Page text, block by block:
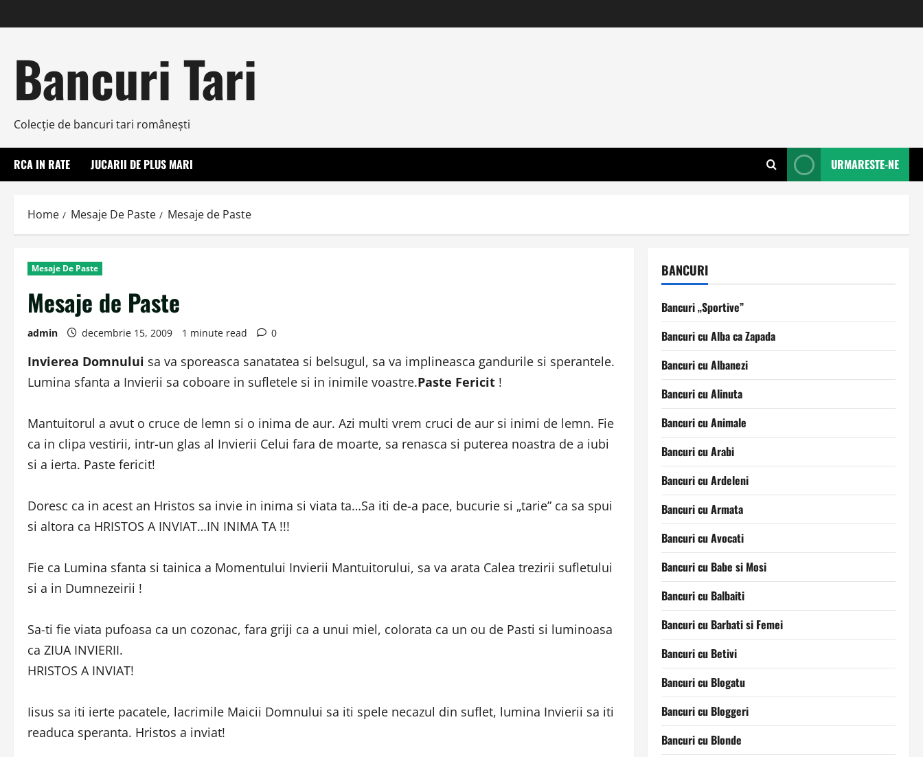
to
Bancuri Tari
Colecţie de bancuri tari româneşti
RCA IN RATE JUCARII DE PLUS MARI URMARESTE-NE
Home Mesaje De Paste Mesaje de Paste
Mesaje De Paste
Mesaje de Paste
admin decembrie 15, 2009 1 minute read 0
Invierea Domnului sa va sporeasca sanatatea si belsugul, sa va implineasca gandurile si sperantele.
Lumina sfanta a Invierii sa coboare in sufletele si in inimile voastre.Paste Fericit !
Mantuitorul a avut o cruce de lemn si o inima de aur. Azi multi vrem cruci de aur si inimi de lemn. Fie
ca in clipa vestirii, intr-un glas al Invierii Celui fara de moarte, sa renasca si puterea noastra de a iubi
si a ierta. Paste fericit!
Doresc ca in acest an Hristos sa invie in inima si viata ta…Sa iti de-a pace, bucurie si „tarie” ca sa spui
si altora ca HRISTOS A INVIAT…IN INIMA TA !!!
Fie ca Lumina sfanta si tainica a Momentului Invierii Mantuitorului, sa va arata Calea trezirii sufletului
si a in Dumnezeirii !
Sa-ti fie viata pufoasa ca un cozonac, fara griji ca a unui miel, colorata ca un ou de Pasti si luminoasa
ca ZIUA INVIERII.
HRISTOS A INVIAT!
Iisus sa iti ierte pacatele, lacrimile Maicii Domnului sa iti spele necazul din suflet, lumina Invierii sa iti
readuca speranta. Hristos a inviat!
BANCURI
Bancuri „Sportive”
Bancuri cu Alba ca Zapada
Bancuri cu Albanezi
Bancuri cu Alinuta
Bancuri cu Animale
Bancuri cu Arabi
Bancuri cu Ardeleni
Bancuri cu Armata
Bancuri cu Avocati
Bancuri cu Babe si Mosi
Bancuri cu Balbaiti
Bancuri cu Barbati si Femei
Bancuri cu Betivi
Bancuri cu Blogatu
Bancuri cu Bloggeri
Bancuri cu Blonde